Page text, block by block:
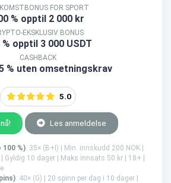
FOR SPORT
% opptil 2 000 kr
EKSKLUSIV BONUS
% opptil 3 000 USDT
CASHBACK
% uten omsetningskrav
5.0
Les anmeldelse
%): 35× (B+I) | Min. innskudd 200 NOK |
Gyldig 10 dager | Maks innsats 50 kr | 18+ |
: 40× (G) | 20 spinn per dag i 10 dager |